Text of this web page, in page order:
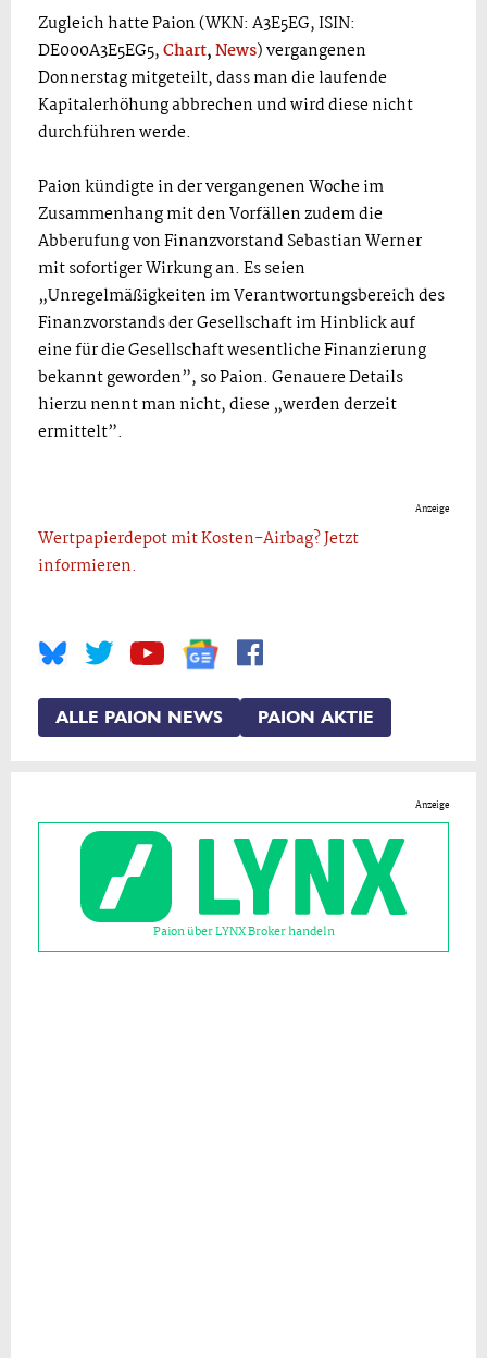
Zugleich hatte Paion (WKN: A3E5EG, ISIN:
DE000A3E5EG5,Chart,News) vergangenen
Donnerstag mitgeteilt, dass man die laufende
Kapitalerhöhung abbrechen und wird diese nicht
durchführen werde.
Paion kündigte in der vergangenen Woche im
Zusammenhang mit den Vorfällen zudem die
Abberufung von Finanzvorstand Sebastian Werner
mit sofortiger Wirkung an. Es seien
„Unregelmäßigkeiten im Verantwortungsbereich des
Finanzvorstands der Gesellschaft im Hinblick auf
eine für die Gesellschaft wesentliche Finanzierung
bekannt geworden”, so Paion. Genauere Details
hierzu nennt man nicht, diese „werden derzeit
ermittelt”.
Anzeige
Wertpapierdepot mit Kosten-Airbag? Jetzt
informieren.
ALLE PAION NEWS PAION AKTIE
Anzeige
Paion über LYNX Broker handeln